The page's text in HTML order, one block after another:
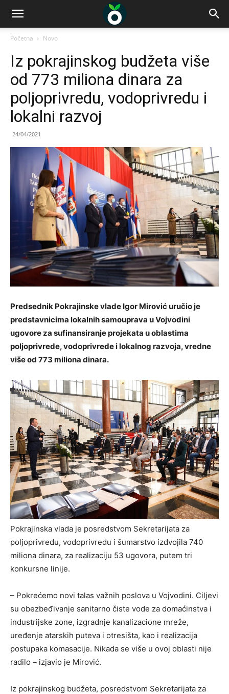
Početna Novo
Iz pokrajinskog budžeta više
od 773 miliona dinara za
poljoprivredu, vodoprivredu i
lokalni razvoj
24/04/2021
Predsednik Pokrajinske vlade Igor Mirović uručio je
predstavnicima lokalnih samouprava u Vojvodini
ugovore za sufinansiranje projekata u oblastima
poljoprivrede, vodoprivrede i lokalnog razvoja, vredne
više od 773 miliona dinara.
Pokrajinska vlada je posredstvom Sekretarijata za
poljoprivredu, vodoprivredu i šumarstvo izdvojila 740
miliona dinara, za realizaciju 53 ugovora, putem tri
konkursne linije.
– Pokrećemo novi talas važnih poslova u Vojvodini. Ciljevi
su obezbeđivanje sanitarno čiste vode za domaćinstva i
industrijske zone, izgradnje kanalizacione mreže,
uređenje atarskih puteva i otresišta, kao i realizacija
postupaka komasacije. Nikada se više u ovoj oblasti nije
radilo – izjavio je Mirović.
Iz pokrajinskog budžeta, posredstvom Sekretarijata za